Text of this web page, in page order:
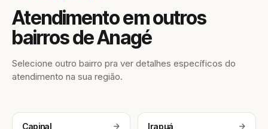
Atendimento em outros
bairros de Anagé
Selecione outro bairro pra ver detalhes específicos do
atendimento na sua região.
Capinal Irapuá